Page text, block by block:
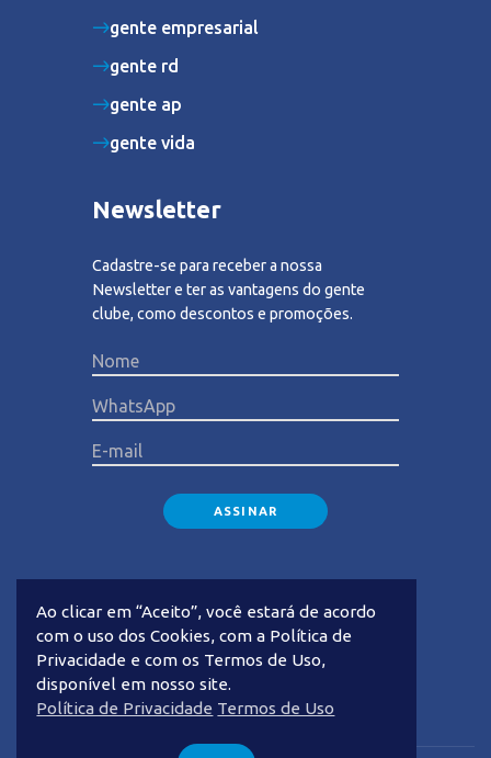
gente empresarial
gente rd
gente ap
gente vida
Newsletter
Cadastre-se para receber a nossa
Newsletter e ter as vantagens do gente
clube, como descontos e promoções.
Privacidade Termos de Uso
Ao clicar em “Aceito”, você estará de acordo
com o uso dos Cookies, com a Política de
Privacidade e com os Termos de Uso,
disponível em nosso site.
Política de Privacidade Termos de Uso